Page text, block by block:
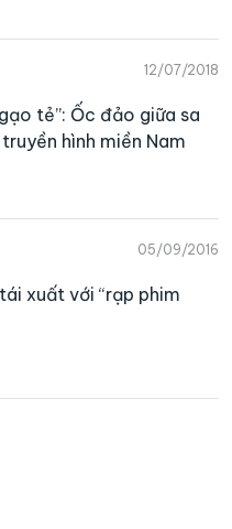
12/07/2018
tẻ”: Ốc đảo giữa sa
hình miền Nam
05/09/2016
xuất với “rạp phim